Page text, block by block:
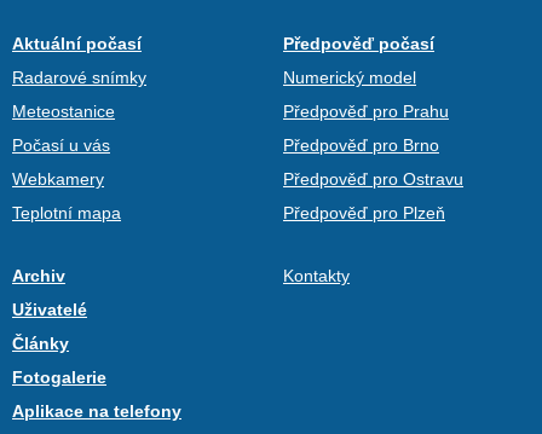
Aktuální počasí
Radarové snímky
Meteostanice
Počasí u vás
Webkamery
Teplotní mapa
Předpověď počasí
Numerický model
Předpověď pro Prahu
Předpověď pro Brno
Předpověď pro Ostravu
Předpověď pro Plzeň
Archiv
Uživatelé
Články
Fotogalerie
Aplikace na telefony
Kontakty